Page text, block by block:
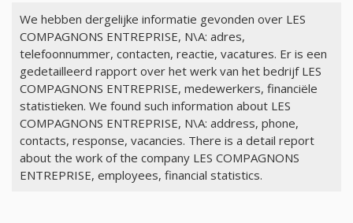
We hebben dergelijke informatie gevonden over LES
COMPAGNONS ENTREPRISE, N\A: adres,
telefoonnummer, contacten, reactie, vacatures. Er is een
gedetailleerd rapport over het werk van het bedrijf LES
COMPAGNONS ENTREPRISE, medewerkers, financiële
statistieken. We found such information about LES
COMPAGNONS ENTREPRISE, N\A: address, phone,
contacts, response, vacancies. There is a detail report
about the work of the company LES COMPAGNONS
ENTREPRISE, employees, financial statistics.